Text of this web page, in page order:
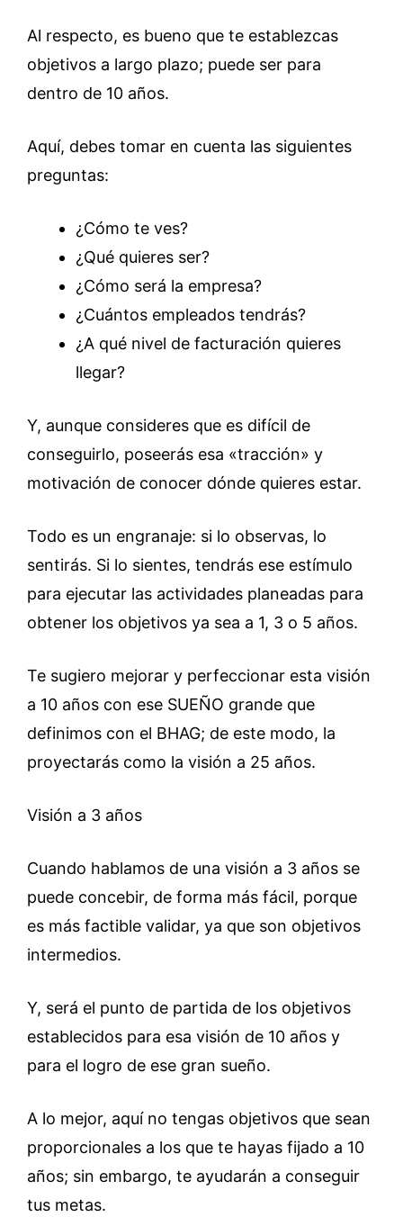
Al respecto, es bueno que te establezcas
objetivos a largo plazo; puede ser para
dentro de 10 años.
Aquí, debes tomar en cuenta las siguientes
preguntas:
¿Cómo te ves?
¿Qué quieres ser?
¿Cómo será la empresa?
¿Cuántos empleados tendrás?
¿A qué nivel de facturación quieres
llegar?
Y, aunque consideres que es difícil de
conseguirlo, poseerás esa «tracción» y
motivación de conocer dónde quieres estar.
Todo es un engranaje: si lo observas, lo
sentirás. Si lo sientes, tendrás ese estímulo
para ejecutar las actividades planeadas para
obtener los objetivos ya sea a 1, 3 o 5 años.
Te sugiero mejorar y perfeccionar esta visión
a 10 años con ese SUEÑO grande que
definimos con el BHAG; de este modo, la
proyectarás como la visión a 25 años.
Visión a 3 años
Cuando hablamos de una visión a 3 años se
puede concebir, de forma más fácil, porque
es más factible validar, ya que son objetivos
intermedios.
Y, será el punto de partida de los objetivos
establecidos para esa visión de 10 años y
para el logro de ese gran sueño.
A lo mejor, aquí no tengas objetivos que sean
proporcionales a los que te hayas fijado a 10
años; sin embargo, te ayudarán a conseguir
tus metas.